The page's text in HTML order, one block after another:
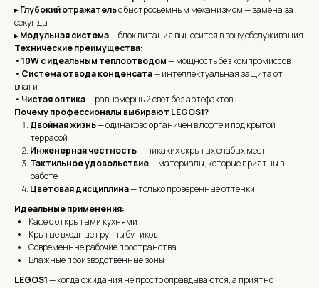
▸Глубокий отражательс быстросъемным механизмом — замена за
секунды
▸Модульная система— блок питания выносится в зону обслуживания
Технические преимущества:
• 10W с идеальным теплоотводом— мощность без компромиссов
• Система отвода конденсата— интеллектуальная защита от
влаги
• Чистая оптика— равномерный свет без артефактов
Почему профессионалы выбирают LEGOS1?
Двойная жизнь— одинаково органичен в лофте и под крытой
террасой
Инженерная честность— никаких скрытых слабых мест
Тактильное удовольствие— материалы, которые приятны в
работе
Цветовая дисциплина— только проверенные оттенки
Идеальные применения:
Кафе с открытыми кухнями
Крытые входные группы бутиков
Современные рабочие пространства
Влажные производственные зоны
LEGOS1— когда ожидания не просто оправдываются, а приятно